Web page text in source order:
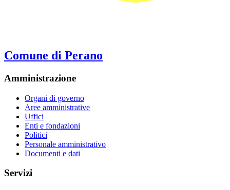
Comune di Perano
Amministrazione
Organi di governo
Aree amministrative
Uffici
Enti e fondazioni
Politici
Personale amministrativo
Documenti e dati
Servizi